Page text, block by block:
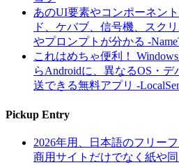
あのUI要素やコンポーネン
ド、ケバブ、信号機、スク
やプロンプトが分かる -
これはめちゃ便利！
らAndroidに、異なるOS・
送できる無料アプリ -
Pickup Entry
2026年用、日本語のフリー
商用サイトだけでなく紙や